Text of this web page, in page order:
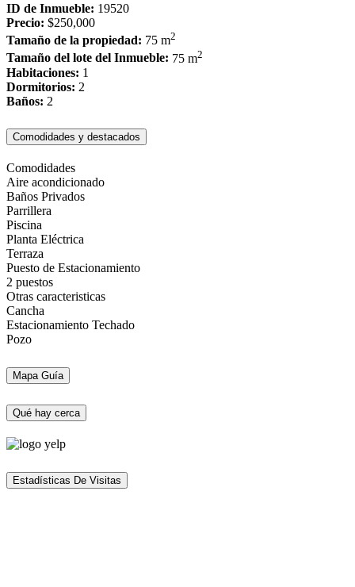
ID de Inmueble: 19520
Precio: $250,000
Tamaño de la propiedad: 75 m2
Tamaño del lote del Inmueble: 75 m2
Habitaciones: 1
Dormitorios: 2
Baños: 2
Comodidades y destacados
Comodidades
Aire acondicionado
Baños Privados
Parrillera
Piscina
Planta Eléctrica
Terraza
Puesto de Estacionamiento
2 puestos
Otras caracteristicas
Cancha
Estacionamiento Techado
Pozo
Mapa Guía
Qué hay cerca
Estadísticas De Visitas